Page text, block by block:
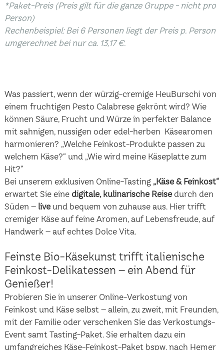
*Paket-Preis (Preis gilt für die ganze Gruppe - nicht pro
Person)
Rechenbeispiel: Bei 6 Personen liegt der Preis p. Person
umgerechnet bei nur ca. 13,17 €.
Was passiert, wenn der würzig-cremige HeuBurschi von
einem fruchtigen Pesto Calabrese gekrönt wird? Wie
können Säure, Frucht und Würze in perfekter Balance
mit sahnigen, nussigen oder edel-herben Käsearomen
harmonieren? „Welche Feinkost-Produkte passen zu
welchem Käse?“ und „Wie wird meine Käseplatte zum
Hit?“
Bei unserem exklusiven Online-Tasting „Käse & Feinkost“
erwartet Sie eine digitale, kulinarische Reisedurch den
Süden – live und bequem von zuhause aus. Hier trifft
cremiger Käse auf feine Aromen, auf Lebensfreude, auf
Handwerk – auf echtes Dolce Vita.
Feinste Bio-Käsekunst trifft italienische
Feinkost-Delikatessen – ein Abend für
Genießer!
Probieren Sie in unserer Online-Verkostung von
Feinkost und Käse selbst – allein, zu zweit, mit Freunden,
mit der Familie oder verschenken Sie das Verkostungs-
Event samt Tasting-Paket. Sie erhalten dazu ein
umfangreiches Käse-Feinkost-Paket bspw. nach Hemer